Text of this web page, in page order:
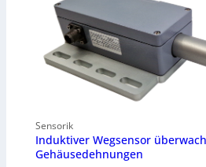
Sensorik
Induktiver Wegsensor
Gehäusedehnungen